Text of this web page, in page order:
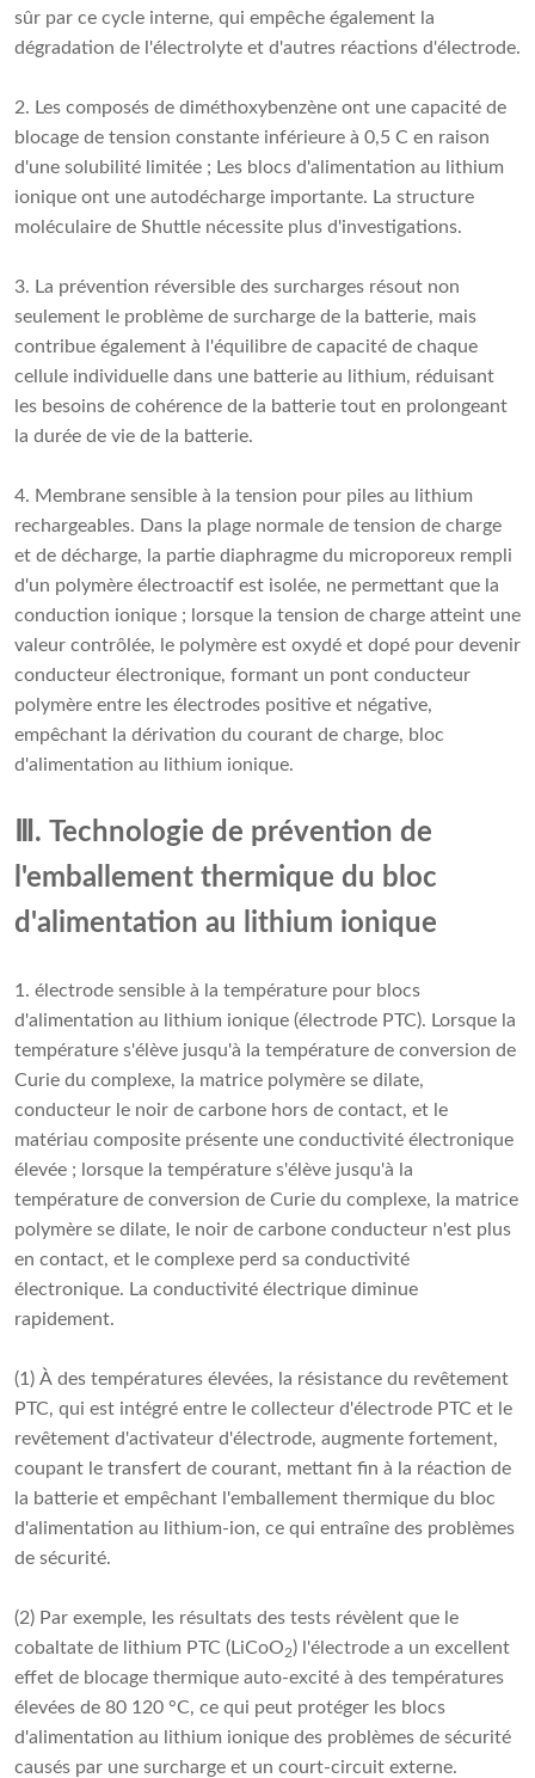
sûr par ce cycle interne, qui empêche également la
dégradation de l'électrolyte et d'autres réactions d'électrode.
2. Les composés de diméthoxybenzène ont une capacité de
blocage de tension constante inférieure à 0,5 C en raison
d'une solubilité limitée ; Les blocs d'alimentation au lithium
ionique ont une autodécharge importante. La structure
moléculaire de Shuttle nécessite plus d'investigations.
3. La prévention réversible des surcharges résout non
seulement le problème de surcharge de la batterie, mais
contribue également à l'équilibre de capacité de chaque
cellule individuelle dans une batterie au lithium, réduisant
les besoins de cohérence de la batterie tout en prolongeant
la durée de vie de la batterie.
4. Membrane sensible à la tension pour piles au lithium
rechargeables. Dans la plage normale de tension de charge
et de décharge, la partie diaphragme du microporeux rempli
d'un polymère électroactif est isolée, ne permettant que la
conduction ionique ; lorsque la tension de charge atteint une
valeur contrôlée, le polymère est oxydé et dopé pour devenir
conducteur électronique, formant un pont conducteur
polymère entre les électrodes positive et négative,
empêchant la dérivation du courant de charge, bloc
d'alimentation au lithium ionique.
Ⅲ. Technologie de prévention de
l'emballement thermique du bloc
d'alimentation au lithium ionique
1. électrode sensible à la température pour blocs
d'alimentation au lithium ionique (électrode PTC). Lorsque la
température s'élève jusqu'à la température de conversion de
Curie du complexe, la matrice polymère se dilate,
conducteur le noir de carbone hors de contact, et le
matériau composite présente une conductivité électronique
élevée ; lorsque la température s'élève jusqu'à la
température de conversion de Curie du complexe, la matrice
polymère se dilate, le noir de carbone conducteur n'est plus
en contact, et le complexe perd sa conductivité
électronique. La conductivité électrique diminue
rapidement.
(1) À des températures élevées, la résistance du revêtement
PTC, qui est intégré entre le collecteur d'électrode PTC et le
revêtement d'activateur d'électrode, augmente fortement,
coupant le transfert de courant, mettant fin à la réaction de
la batterie et empêchant l'emballement thermique du bloc
d'alimentation au lithium-ion, ce qui entraîne des problèmes
de sécurité.
(2) Par exemple, les résultats des tests révèlent que le
cobaltate de lithium PTC (LiCoO2) l'électrode a un excellent
effet de blocage thermique auto-excité à des températures
élevées de 80 120 °C, ce qui peut protéger les blocs
d'alimentation au lithium ionique des problèmes de sécurité
causés par une surcharge et un court-circuit externe.